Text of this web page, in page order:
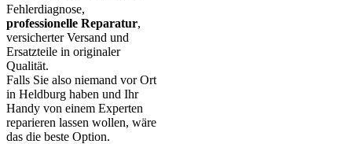
Fehlerdiagnose,
professionelle Reparatur,
versicherter Versand und
Ersatzteile in originaler
Qualität.
Falls Sie also niemand vor Ort
in Heldburg haben und Ihr
Handy von einem Experten
reparieren lassen wollen, wäre
das die beste Option.